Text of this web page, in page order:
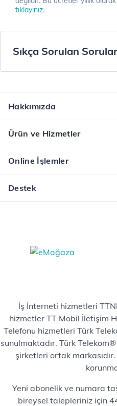
tıklayınız.
Sıkça Sorulan Sorular
Hakkımızda
Ürün ve Hizmetler
Online İşlemler
Destek
İş İnterneti hizmetleri
hizmetler TT Mobil İletişim
Telefonu hizmetleri Türk
sunulmaktadır. Türk
şirketleri ortak
Yeni abonelik ve numara
bireysel talepleriniz için